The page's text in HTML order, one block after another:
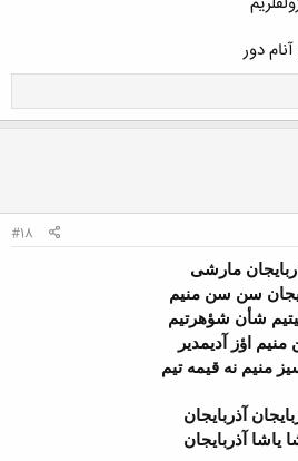
دور
#18
مارشی
سن سن منیم
شأن شؤهرتیم
منیم اؤز آدیمدیر
منیم نه قیمه تیم
آذربایجان
یاشا آذربایجان